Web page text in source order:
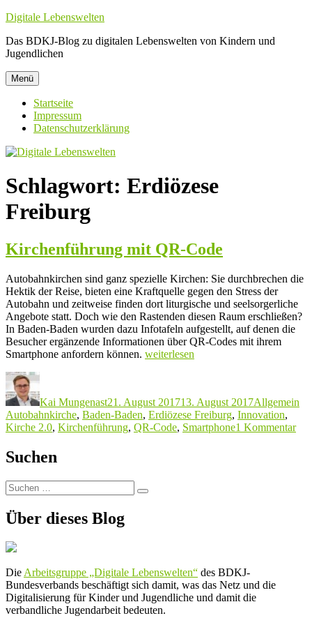
Zum
springen
Digitale Lebenswelten
Das BDKJ-Blog zu digitalen Lebenswelten von Kindern und
Jugendlichen
Menü
Startseite
Impressum
Datenschutzerklärung
Schlagwort: Erdiözese
Freiburg
Kirchenführung mit QR-Code
Autobahnkirchen sind ganz spezielle Kirchen: Sie durchbrechen die
Hektik der Reise, bieten eine Kraftquelle gegen den Stress der
Autobahn und zeitweise finden dort liturgische und seelsorgerliche
Angebote statt. Doch wie den Rastenden diesen Raum erschließen?
In Baden-Baden wurden dazu Infotafeln aufgestellt, auf denen die
Besucher ergänzende Informationen über QR-Codes mit ihrem
Smartphone anfordern können. „Kirchenführung
weiterlesen
Autor
Kai Mungenast21. August 201713. August 2017Allgemein
Autobahnkirche, Baden-Baden, Erdiözese Freiburg, Innovation,
Kirche 2.0, Kirchenführung, QR-Code, Smartphone1 Kommentarzu
Suchen
Suchen
nach:
Suchen
Über dieses Blog
DieArbeitsgruppe „Digitale Lebenswelten“ des BDKJ-
Bundesverbands beschäftigt sich damit, was das Netz und die
Digitalisierung für Kinder und Jugendliche und damit die
verbandliche Jugendarbeit bedeuten.